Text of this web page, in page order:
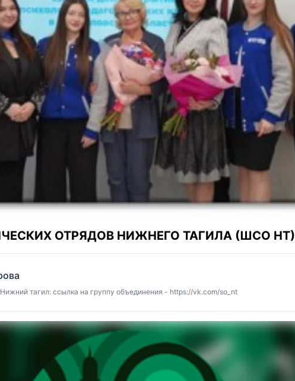
ОТРЯДОВ НИЖНЕГО ТАГИЛА (ШСО НТ)
тагил: ссылка на группу объединения - https://vk.com/so_nt